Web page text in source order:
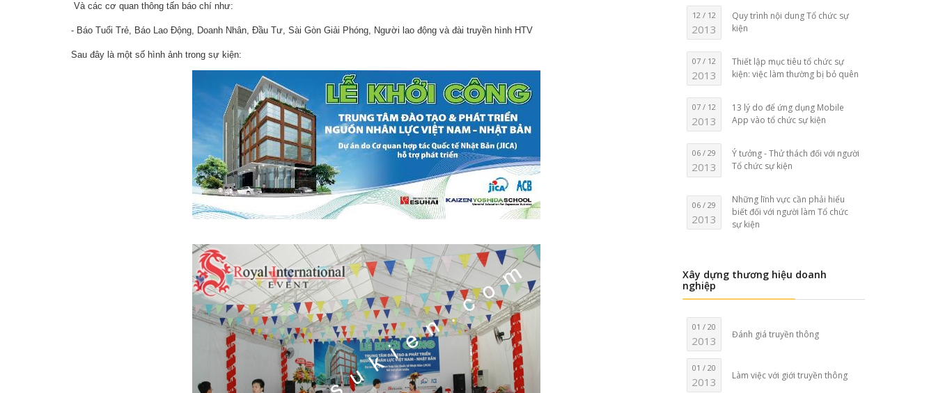
Và các cơ quan thông tấn báo chí như:
- Báo Tuổi Trẻ, Báo Lao Động, Doanh Nhân, Đầu Tư, Sài Gòn Giải Phóng, Người lao động và đài truyền hình HTV
Sau đây là một số hình ảnh trong sự kiện:
12 / 12
2013
Quy trình nội dung Tổ chức sự
kiện
07 / 12
2013
Thiết lập mục tiêu tổ chức sự
kiện: việc làm thường bị bỏ quên
07 / 12
2013
13 lý do để ứng dụng Mobile
App vào tổ chức sự kiện
06 / 29
2013
Ý tưởng - Thử thách đối với người
Tổ chức sự kiện
06 / 29
2013
Những lĩnh vực cần phải hiểu
biết đối với người làm Tổ chức
sự kiện
Xây dựng thương hiệu doanh
nghiệp
01 / 20
2013 Đánh giá truyền thông
01 / 20
2013 Làm việc với giới truyền thông